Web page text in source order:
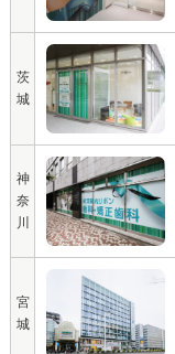
茨
城
神
奈
川
宮
城